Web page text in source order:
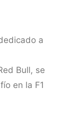
a
Bull, se
en la F1